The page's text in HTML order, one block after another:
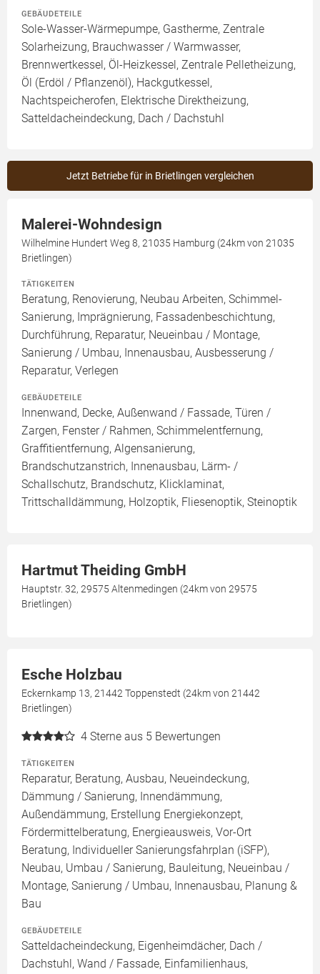
GEBÄUDETEILE
Sole-Wasser-Wärmepumpe, Gastherme, Zentrale
Solarheizung, Brauchwasser / Warmwasser,
Brennwertkessel, Öl-Heizkessel, Zentrale Pelletheizung,
Öl (Erdöl / Pflanzenöl), Hackgutkessel,
Nachtspeicherofen, Elektrische Direktheizung,
Satteldacheindeckung, Dach / Dachstuhl
Jetzt Betriebe für in Brietlingen vergleichen
Malerei-Wohndesign
Wilhelmine Hundert Weg 8, 21035 Hamburg (24km von 21035
Brietlingen)
TÄTIGKEITEN
Beratung, Renovierung, Neubau Arbeiten, Schimmel-
Sanierung, Imprägnierung, Fassadenbeschichtung,
Durchführung, Reparatur, Neueinbau / Montage,
Sanierung / Umbau, Innenausbau, Ausbesserung /
Reparatur, Verlegen
GEBÄUDETEILE
Innenwand, Decke, Außenwand / Fassade, Türen /
Zargen, Fenster / Rahmen, Schimmelentfernung,
Graffitientfernung, Algensanierung,
Brandschutzanstrich, Innenausbau, Lärm- /
Schallschutz, Brandschutz, Klicklaminat,
Trittschalldämmung, Holzoptik, Fliesenoptik, Steinoptik
Hartmut Theiding GmbH
Hauptstr. 32, 29575 Altenmedingen (24km von 29575
Brietlingen)
Esche Holzbau
Eckernkamp 13, 21442 Toppenstedt (24km von 21442
Brietlingen)
4 Sterne aus 5 Bewertungen
TÄTIGKEITEN
Reparatur, Beratung, Ausbau, Neueindeckung,
Dämmung / Sanierung, Innendämmung,
Außendämmung, Erstellung Energiekonzept,
Fördermittelberatung, Energieausweis, Vor-Ort
Beratung, Individueller Sanierungsfahrplan (iSFP),
Neubau, Umbau / Sanierung, Bauleitung, Neueinbau /
Montage, Sanierung / Umbau, Innenausbau, Planung &
Bau
GEBÄUDETEILE
Satteldacheindeckung, Eigenheimdächer, Dach /
Dachstuhl, Wand / Fassade, Einfamilienhaus,